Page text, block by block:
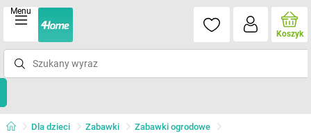
Menu
Koszyk
Dla dzieci Zabawki Zabawki ogrodowe